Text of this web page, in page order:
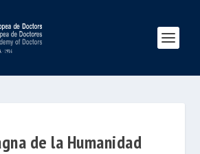
de la Humanidad